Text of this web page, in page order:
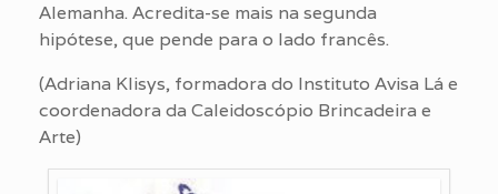
Alemanha. Acredita-se mais na segunda
hipótese, que pende para o lado francês.
(Adriana Klisys, formadora do Instituto Avisa Lá e
coordenadora da Caleidoscópio Brincadeira e
Arte)